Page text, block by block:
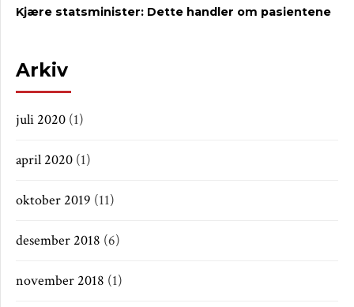
Kjære statsminister: Dette handler om pasientene
Arkiv
juli 2020 (1)
april 2020 (1)
oktober 2019 (11)
desember 2018 (6)
november 2018 (1)